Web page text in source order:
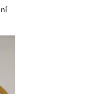
hvězdiček.